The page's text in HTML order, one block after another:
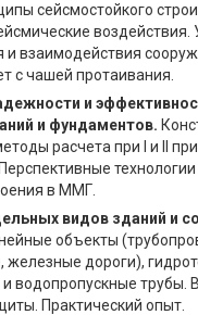
сейсмостойкого
воздействия.
взаимодействия
с чашей протаивания.
и
и фундаментов.
расчета при I и II
технологии
в ММГ.
видов зданий и
объекты
дороги),
водопропускные трубы.
Практический опыт.